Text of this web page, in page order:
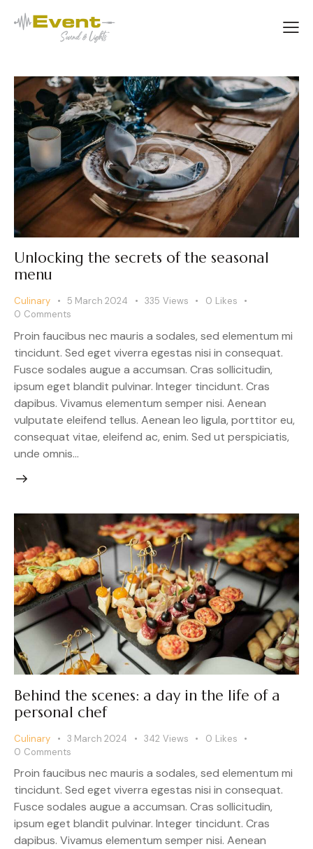
Unlocking the secrets of the seasonal
menu
Culinary 5 March 2024 335 Views 0 Likes
0 Comments
Proin faucibus nec mauris a sodales, sed elementum mi
tincidunt. Sed eget viverra egestas nisi in consequat.
Fusce sodales augue a accumsan. Cras sollicitudin,
ipsum eget blandit pulvinar. Integer tincidunt. Cras
dapibus. Vivamus elementum semper nisi. Aenean
vulputate eleifend tellus. Aenean leo ligula, porttitor eu,
consequat vitae, eleifend ac, enim. Sed ut perspiciatis,
unde omnis…
Behind the scenes: a day in the life of a
personal chef
Culinary 3 March 2024 342 Views 0 Likes
0 Comments
Proin faucibus nec mauris a sodales, sed elementum mi
tincidunt. Sed eget viverra egestas nisi in consequat.
Fusce sodales augue a accumsan. Cras sollicitudin,
ipsum eget blandit pulvinar. Integer tincidunt. Cras
dapibus. Vivamus elementum semper nisi. Aenean